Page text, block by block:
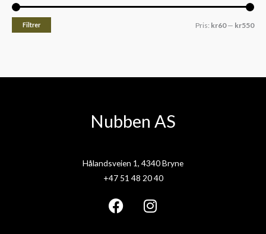
Filtrer Pris: kr60— kr550
Nubben AS
Hålandsveien 1, 4340 Bryne
+47 51 48 20 40
F
I